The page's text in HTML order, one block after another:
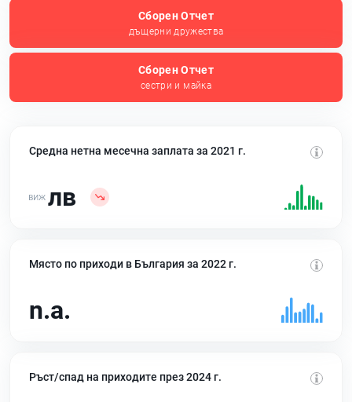
Сборен Отчет
дъщерни дружества
Сборен Отчет
сестри и майка
Средна нетна месечна заплата за 2021 г.
лв
Място по приходи в България за 2022 г.
n.a.
Ръст/спад на приходите през 2024 г.